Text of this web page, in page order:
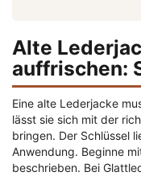
Alte
auffrischen:
Eine alte Lederjacke
lässt sie sich mit der
bringen. Der Schlüssel
Anwendung. Beginne
beschrieben. Bei